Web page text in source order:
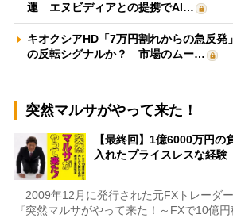
運 エヌビディアとの提携でAI…
キオクシアHD「7万円割れからの急反発
の反転シグナルか？ 市場のムー…
突然マルサがやって来た！
【最終回】1億6000万円の
入れたプライスレスな経
2009年12月に発行された元FXトレーダ
『突然マルサがやって来た！～FXで10億